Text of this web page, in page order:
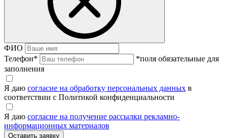
ФИО
Телефон*
*поля обязательные для
заполнения
Я даю согласие на обработку персональных данных в
соответствии с Политикой конфиденциальности
Я даю согласие на получение рассылки рекламно-
информационных материалов